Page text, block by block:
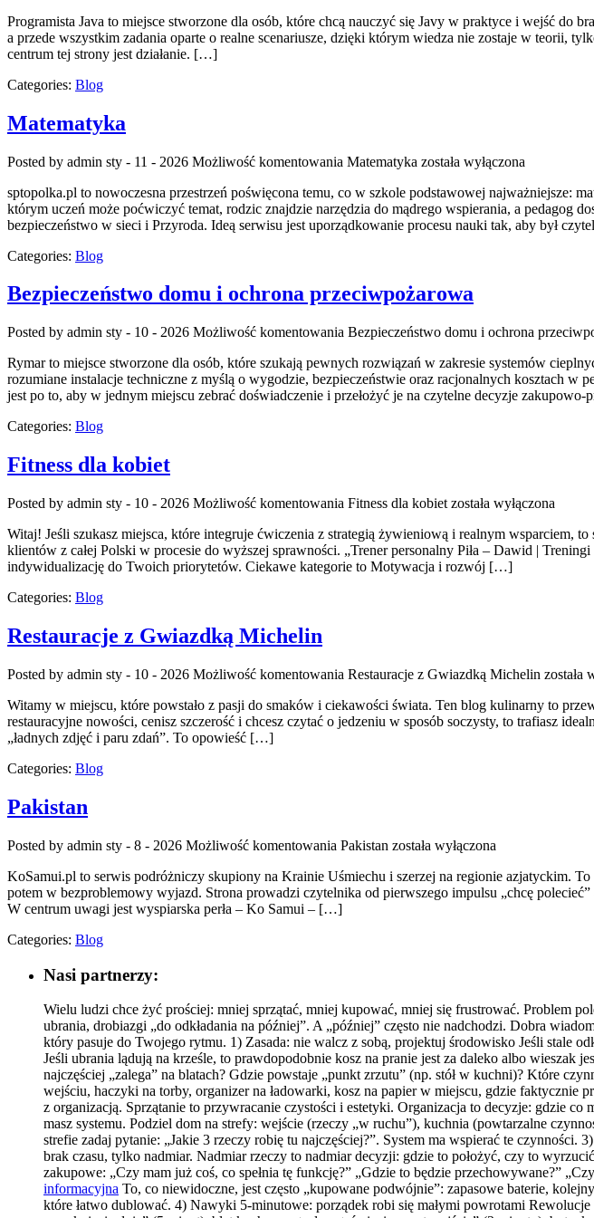
Programista Java to miejsce stworzone dla osób, które chcą nauczyć się Javy w praktyce i wejść
a przede wszystkim zadania oparte o realne scenariusze, dzięki którym wiedza nie zostaje w teorii,
centrum tej strony jest działanie. […]
Categories: Blog
Matematyka
Posted by admin sty - 11 - 2026 Możliwość komentowania Matematyka została wyłączona
sptopolka.pl to nowoczesna przestrzeń poświęcona temu, co w szkole podstawowej najważniejsze:
którym uczeń może poćwiczyć temat, rodzic znajdzie narzędzia do mądrego wspierania, a pedagog
bezpieczeństwo w sieci i Przyroda. Ideą serwisu jest uporządkowanie procesu nauki tak, aby był
Categories: Blog
Bezpieczeństwo domu i ochrona przeciwpożarowa
Posted by admin sty - 10 - 2026 Możliwość komentowania Bezpieczeństwo domu i ochrona
Rymar to miejsce stworzone dla osób, które szukają pewnych rozwiązań w zakresie systemów
rozumiane instalacje techniczne z myślą o wygodzie, bezpieczeństwie oraz racjonalnych kosztach
jest po to, aby w jednym miejscu zebrać doświadczenie i przełożyć je na czytelne decyzje
Categories: Blog
Fitness dla kobiet
Posted by admin sty - 10 - 2026 Możliwość komentowania Fitness dla kobiet została wyłączona
Witaj! Jeśli szukasz miejsca, które integruje ćwiczenia z strategią żywieniową i realnym wsparciem,
klientów z całej Polski w procesie do wyższej sprawności. „Trener personalny Piła – Dawid |
indywidualizację do Twoich priorytetów. Ciekawe kategorie to Motywacja i rozwój […]
Categories: Blog
Restauracje z Gwiazdką Michelin
Posted by admin sty - 10 - 2026 Możliwość komentowania Restauracje z Gwiazdką Michelin została
Witamy w miejscu, które powstało z pasji do smaków i ciekawości świata. Ten blog kulinarny to
restauracyjne nowości, cenisz szczerość i chcesz czytać o jedzeniu w sposób soczysty, to trafiasz
„ładnych zdjęć i paru zdań”. To opowieść […]
Categories: Blog
Pakistan
Posted by admin sty - 8 - 2026 Możliwość komentowania Pakistan została wyłączona
KoSamui.pl to serwis podróżniczy skupiony na Krainie Uśmiechu i szerzej na regionie azjatyckim.
potem w bezproblemowy wyjazd. Strona prowadzi czytelnika od pierwszego impulsu „chcę
W centrum uwagi jest wyspiarska perła – Ko Samui – […]
Categories: Blog
Nasi partnerzy:
Wielu ludzi chce żyć prościej: mniej sprzątać, mniej kupować, mniej się frustrować. Problem
ubrania, drobiazgi „do odkładania na później”. A „później” często nie nadchodzi. Dobra
który pasuje do Twojego rytmu. 1) Zasada: nie walcz z sobą, projektuj środowisko Jeśli stale
Jeśli ubrania lądują na krześle, to prawdopodobnie kosz na pranie jest za daleko albo
najczęściej „zalega” na blatach? Gdzie powstaje „punkt zrzutu” (np. stół w kuchni)? Które
wejściu, haczyki na torby, organizer na ładowarki, kosz na papier w miejscu, gdzie
z organizacją. Sprzątanie to przywracanie czystości i estetyki. Organizacja to decyzje: gdzie
masz systemu. Podziel dom na strefy: wejście (rzeczy „w ruchu”), kuchnia (powtarzalne
strefie zadaj pytanie: „Jakie 3 rzeczy robię tu najczęściej?”. System ma wspierać te
brak czasu, tylko nadmiar. Nadmiar rzeczy to nadmiar decyzji: gdzie to położyć, czy to
zakupowe: „Czy mam już coś, co spełnia tę funkcję?” „Gdzie to będzie przechowywane?”
informacyjna To, co niewidoczne, jest często „kupowane podwójnie”: zapasowe baterie,
które łatwo dublować. 4) Nawyki 5-minutowe: porządek robi się małymi powrotami